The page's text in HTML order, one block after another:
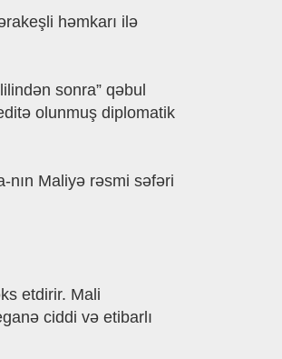
hǝmkarı ilǝ
sonra” qǝbul
olunmuş diplomatik
nın Maliyǝ rǝsmi sǝfǝri
etdirir. Mali
ciddi vǝ etibarlı